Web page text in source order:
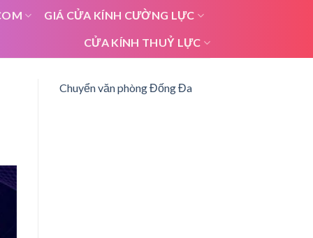
GIÁ CỬA KÍNH CƯỜNG LỰC
CỬA KÍNH THUỶ LỰC
Chuyển văn phòng Đống Đa